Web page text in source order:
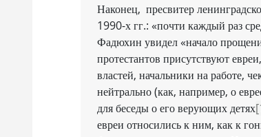
Наконец, пресвитер
1990-х гг.: «почти каждый раз
Фадюхин увидел «начало
протестантов присутствуют
властей, начальники на работе,
нейтрально (как, например, о
для беседы о его верующих детях
евреи относились к ним, как к